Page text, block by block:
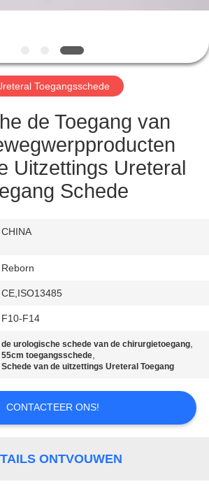
Toegangsschede
de Toegang van
Uitzettings Ureteral
Schede
CHINA
Reborn
CE,ISO13485
F10-F14
de urologische schede van de chirurgietoegang,
55cm toegangsschede,
Schede van de uitzettings Ureteral Toegang
CONTACTEER ONS!
ONTVOUWEN